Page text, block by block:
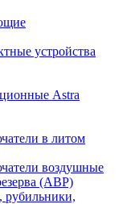
устройства
Astra
в литом
воздушные
(АВР)
рубильники,